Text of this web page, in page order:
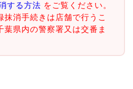
する方法 をご覧ください。
消手続きは店舗で行うこ
葉県内の警察署又は交番ま